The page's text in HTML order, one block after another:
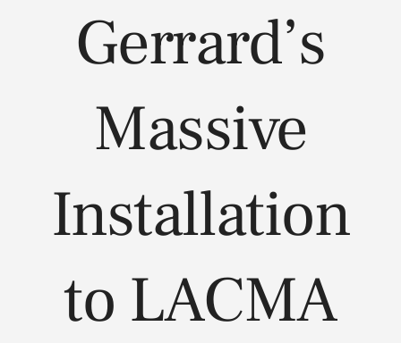
Gerrard’s
Massive
Installation
to LACMA